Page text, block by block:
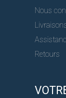
Nous
Retours